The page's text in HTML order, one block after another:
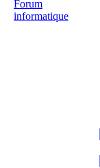
Forum
informatique